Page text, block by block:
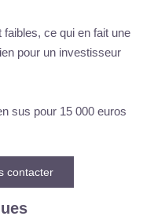
ce qui en fait une
pour un investisseur
sus pour 15 000 euros
contacter